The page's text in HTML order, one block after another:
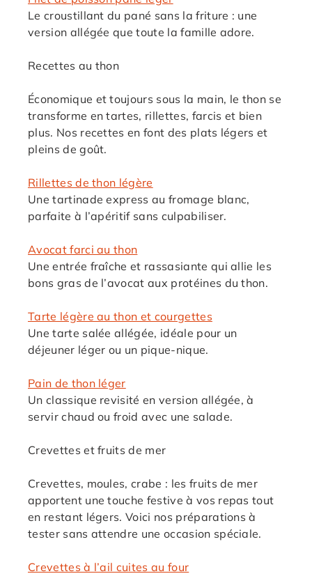
Le croustillant du pané sans la friture : une
version allégée que toute la famille adore.
Recettes au thon
Économique et toujours sous la main, le thon se
transforme en tartes, rillettes, farcis et bien
plus. Nos recettes en font des plats légers et
pleins de goût.
Rillettes de thon légère
Une tartinade express au fromage blanc,
parfaite à l’apéritif sans culpabiliser.
Avocat farci au thon
Une entrée fraîche et rassasiante qui allie les
bons gras de l’avocat aux protéines du thon.
Tarte légère au thon et courgettes
Une tarte salée allégée, idéale pour un
déjeuner léger ou un pique-nique.
Pain de thon léger
Un classique revisité en version allégée, à
servir chaud ou froid avec une salade.
Crevettes et fruits de mer
Crevettes, moules, crabe : les fruits de mer
apportent une touche festive à vos repas tout
en restant légers. Voici nos préparations à
tester sans attendre une occasion spéciale.
Crevettes à l’ail cuites au four